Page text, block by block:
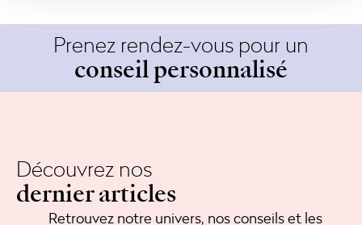
Prenez rendez-vous pour un
conseil personnalisé
Découvrez nos
dernier articles
Retrouvez notre univers, nos conseils et les